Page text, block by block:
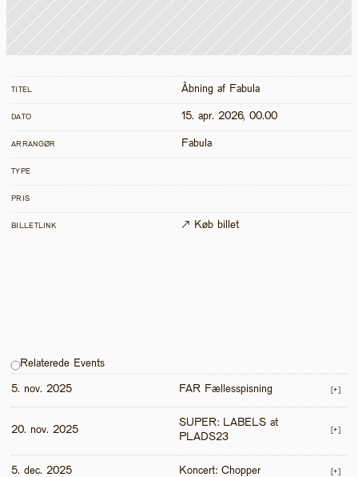
TITEL Åbning af Fabula
DATO 15. apr. 2026, 00.00
ARRANGØR Fabula
TYPE
PRIS
BILLETLINK ↗ Køb billet
Relaterede Events
5. nov. 2025 FAR Fællesspisning [+]
20. nov. 2025
SUPER: LABELS at
PLADS23
[+]
5. dec. 2025 Koncert: Chopper [+]